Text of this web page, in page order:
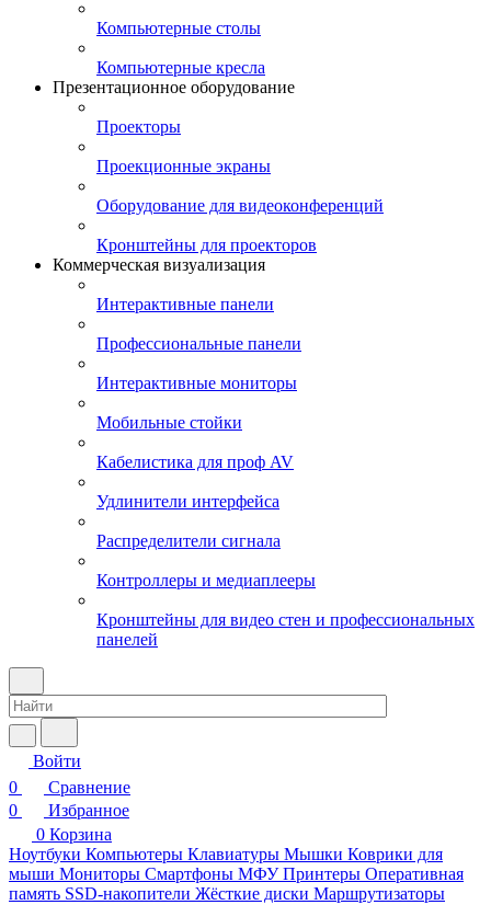
Компьютерные столы
Компьютерные кресла
Презентационное оборудование
Проекторы
Проекционные экраны
Оборудование для видеоконференций
Кронштейны для проекторов
Коммерческая визуализация
Интерактивные панели
Профессиональные панели
Интерактивные мониторы
Мобильные стойки
Кабелистика для проф AV
Удлинители интерфейса
Распределители сигнала
Контроллеры и медиаплееры
Кронштейны для видео стен и профессиональных
панелей
Войти
0
Сравнение
0
Избранное
0 Корзина
Ноутбуки Компьютеры Клавиатуры Мышки Коврики для
мыши Мониторы Смартфоны МФУ Принтеры Оперативная
память SSD-накопители Жёсткие диски Маршрутизаторы